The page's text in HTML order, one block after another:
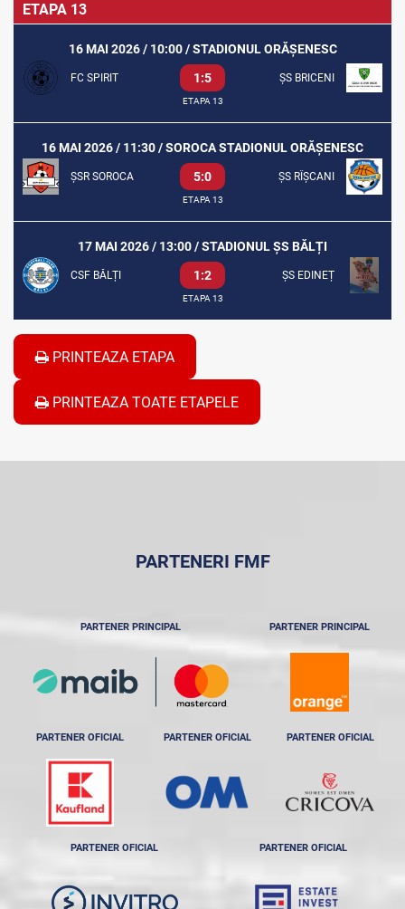
ETAPA 13
16 MAI 2026 / 10:00 / STADIONUL ORĂȘENESC
FC SPIRIT 1:5 ȘS BRICENI
ETAPA 13
16 MAI 2026 / 11:30 / SOROCA STADIONUL ORĂȘENESC
ȘSR SOROCA 5:0 ȘS RÎȘCANI
ETAPA 13
17 MAI 2026 / 13:00 / STADIONUL ȘS BĂLȚI
CSF BĂLȚI 1:2 ȘS EDINEȚ
ETAPA 13
PRINTEAZA ETAPA
PRINTEAZA TOATE ETAPELE
PARTENERI FMF
PARTENER PRINCIPAL PARTENER PRINCIPAL
PARTENER OFICIAL PARTENER OFICIAL PARTENER OFICIAL
PARTENER OFICIAL PARTENER OFICIAL